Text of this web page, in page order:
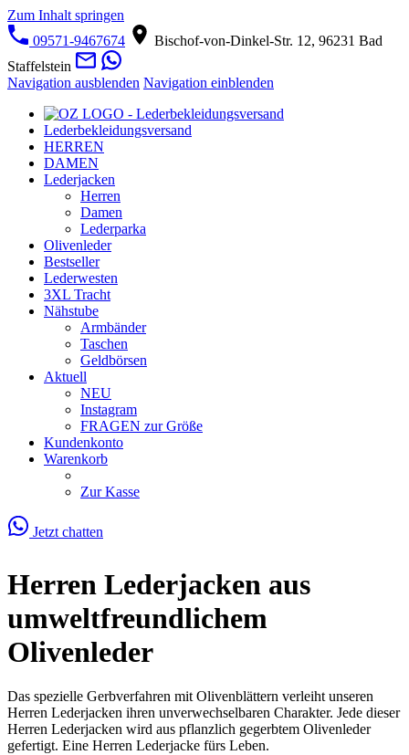
Zum Inhalt springen
09571-9467674
Bischof-von-Dinkel-Str. 12, 96231 Bad
Staffelstein
Navigation ausblenden Navigation einblenden
Lederbekleidungsversand
HERREN
DAMEN
Lederjacken
Herren
Damen
Lederparka
Olivenleder
Bestseller
Lederwesten
3XL Tracht
Nähstube
Armbänder
Taschen
Geldbörsen
Aktuell
NEU
Instagram
FRAGEN zur Größe
Kundenkonto
Warenkorb
Zur Kasse
Jetzt chatten
Herren Lederjacken aus
umweltfreundlichem
Olivenleder
Das spezielle Gerbverfahren mit Olivenblättern verleiht unseren
Herren Lederjacken ihren unverwechselbaren Charakter. Jede dieser
Herren Lederjacken wird aus pflanzlich gegerbtem Olivenleder
gefertigt. Eine Herren Lederjacke fürs Leben.